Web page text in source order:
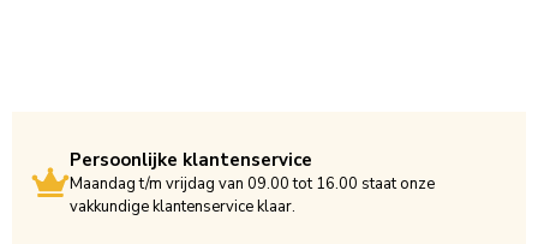
Persoonlijke klantenservice
Maandag t/m vrijdag van 09.00 tot 16.00 staat onze
vakkundige klantenservice klaar.